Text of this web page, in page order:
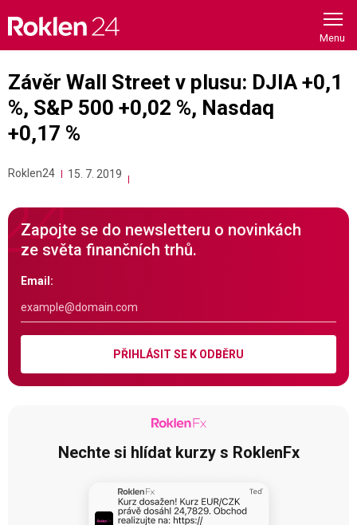
content
Závěr Wall Street v plusu: DJIA +0,1
%, S&P 500 +0,02 %, Nasdaq
+0,17 %
Roklen24 15. 7. 2019
Zapojte se do newsletteru o novinkách
ze světa finančních trhů.
Email:
PŘIHLÁSIT SE K ODBĚRU
Nechte si hlídat kurzy s RoklenFx